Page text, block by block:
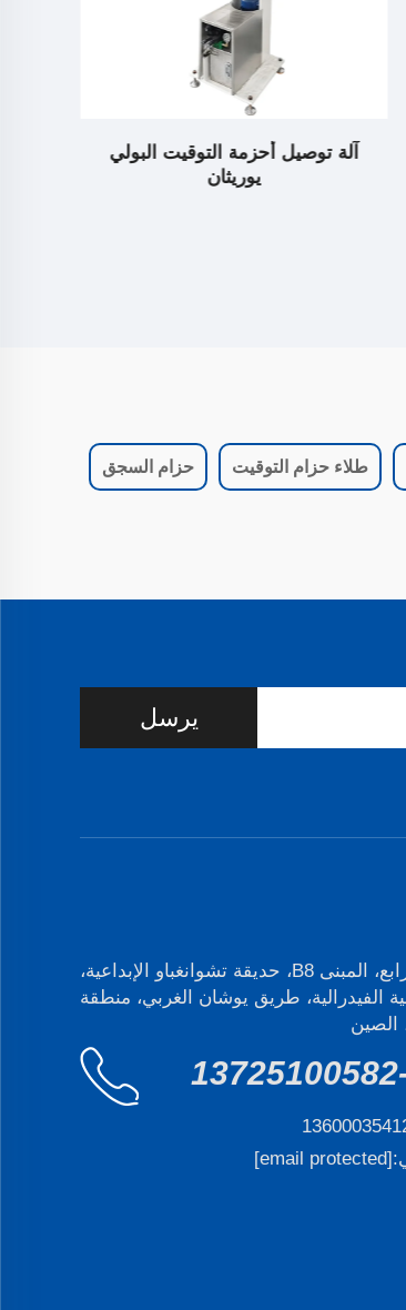
آلة توصيل أحزمة التوقيت البولي
يوريثان
طلاء حزام التوقيت حزام السجق
يرسل
Add: الطابق الرابع، المبنى B8، حديقة تشوانغباو الإبداعية،
الفيدرالية، طريق يوشان الغربي، منطقة
الصين
[email protected]